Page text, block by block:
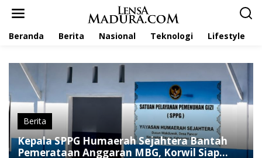
Beranda Berita Nasional Teknologi Lifestyle
Berita
Kepala SPPG Humaerah Sejahtera Bantah
Pemerataan Anggaran MBG, Korwil Siap